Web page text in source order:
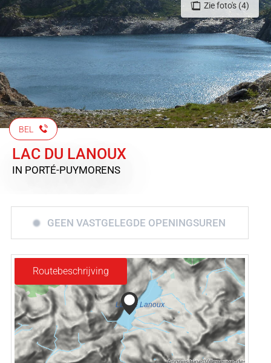
Zie foto's (4)
BEL
LAC DU LANOUX
IN PORTÉ-PUYMORENS
GEEN VASTGELEGDE OPENINGSUREN
Routebeschrijving